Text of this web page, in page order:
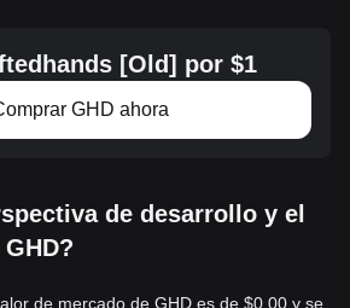
[Old] por $1
GHD ahora
de desarrollo y el
de mercado de GHD es de $0.00 y se